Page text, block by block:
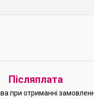
Післяплата
при отриманні